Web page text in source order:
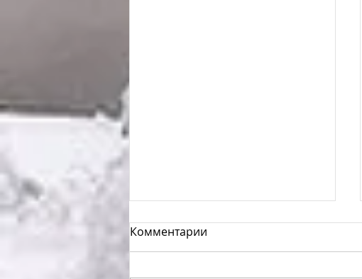
Комментарии